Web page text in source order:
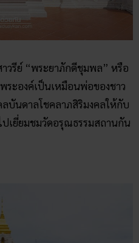
วรีย์ “พระยาภักดีชุมพล” หรือ
ระองค์เป็นเหมือนพ่อของชาว
บันดาลโชคลาภสิริมงคลให้กับ
ปเยี่ยมชมวัดอรุณธรรมสถานกัน